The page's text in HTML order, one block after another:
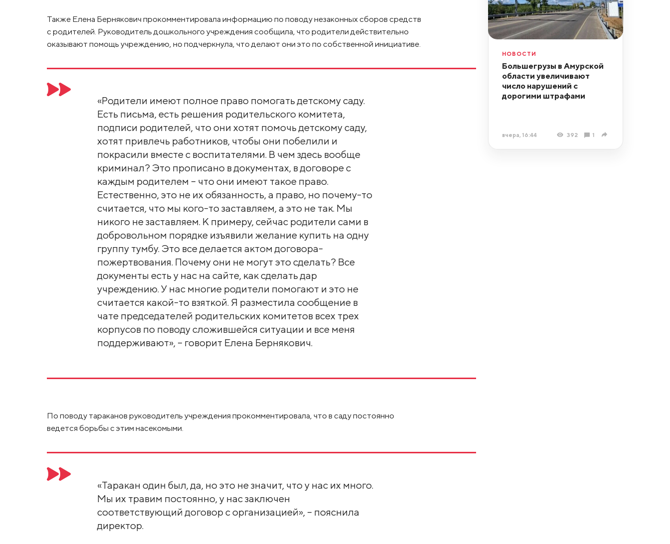
Также Елена Бернякович прокомментировала информацию по поводу незаконных сборов средств
с родителей. Руководитель дошкольного учреждения сообщила, что родители действительно
оказывают помощь учреждению, но подчеркнула, что делают они это по собственной инициативе.
«Родители имеют полное право помогать детскому саду.
Есть письма, есть решения родительского комитета,
подписи родителей, что они хотят помочь детскому саду,
хотят привлечь работников, чтобы они побелили и
покрасили вместе с воспитателями. В чем здесь вообще
криминал? Это прописано в документах, в договоре с
каждым родителем – что они имеют такое право.
Естественно, это не их обязанность, а право, но почему-то
считается, что мы кого-то заставляем, а это не так. Мы
никого не заставляем. К примеру, сейчас родители сами в
добровольном порядке изъявили желание купить на одну
группу тумбу. Это все делается актом договора-
пожертвования. Почему они не могут это сделать? Все
документы есть у нас на сайте, как сделать дар
учреждению. У нас многие родители помогают и это не
считается какой-то взяткой. Я разместила сообщение в
чате председателей родительских комитетов всех трех
корпусов по поводу сложившейся ситуации и все меня
поддерживают», – говорит Елена Бернякович.
По поводу тараканов руководитель учреждения прокомментировала, что в саду постоянно
ведется борьбы с этим насекомыми.
«Таракан один был, да, но это не значит, что у нас их много.
Мы их травим постоянно, у нас заключен
соответствующий договор с организацией», – пояснила
директор.
НОВОСТИ
Большегрузы в Амурской
области увеличивают
число нарушений с
дорогими штрафами
вчера, 16:44 392 1